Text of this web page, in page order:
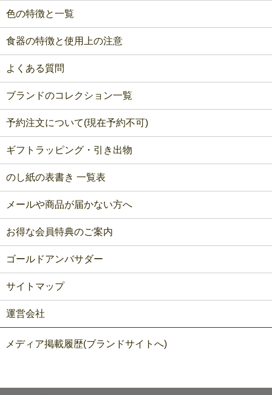
色の特徴と一覧
食器の特徴と使用上の注意
よくある質問
ブランドのコレクション一覧
予約注文について(現在予約不可)
ギフトラッピング・引き出物
のし紙の表書き 一覧表
メールや商品が届かない方へ
お得な会員特典のご案内
ゴールドアンバサダー
サイトマップ
運営会社
メディア掲載履歴(ブランドサイトへ)